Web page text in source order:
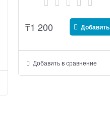
₸1 200 Добавить
Добавить в сравнение